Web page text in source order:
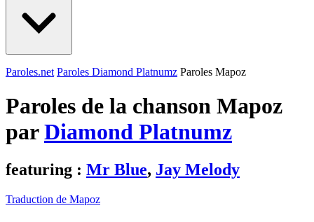
Paroles.net Paroles Diamond Platnumz Paroles Mapoz
Paroles de la chanson Mapoz
parDiamond Platnumz
featuring : Mr Blue, Jay Melody
Traduction de Mapoz